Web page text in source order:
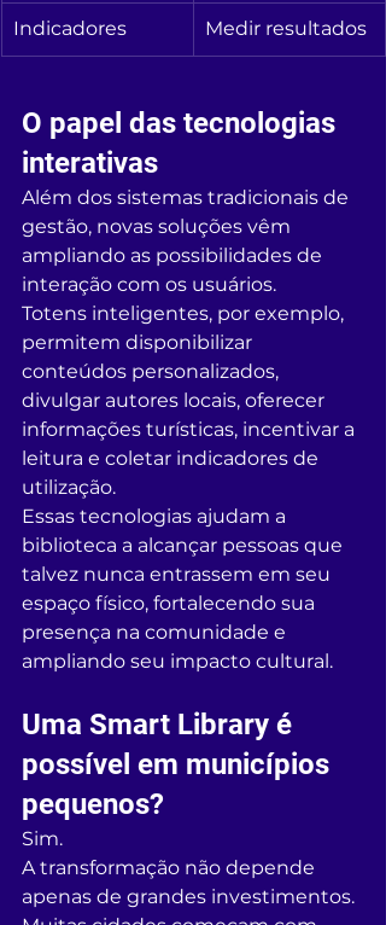
Indicadores Medir resultados
O papel das tecnologias
interativas
Além dos sistemas tradicionais de
gestão, novas soluções vêm
ampliando as possibilidades de
interação com os usuários.
Totens inteligentes, por exemplo,
permitem disponibilizar
conteúdos personalizados,
divulgar autores locais, oferecer
informações turísticas, incentivar a
leitura e coletar indicadores de
utilização.
Essas tecnologias ajudam a
biblioteca a alcançar pessoas que
talvez nunca entrassem em seu
espaço físico, fortalecendo sua
presença na comunidade e
ampliando seu impacto cultural.
Uma Smart Library é
possível em municípios
pequenos?
Sim.
A transformação não depende
apenas de grandes investimentos.